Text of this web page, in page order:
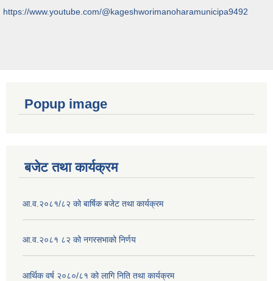
https://www.youtube.com/@kageshworimanoharamunicipa9492
Popup image
बजेट तथा कार्यक्रम
आ.व.२०८१/८२ को बार्षिक बजेट तथा कार्यक्रम
आ.व.२०८१ ८२ को नगरसभाको निर्णय
आर्थिक वर्ष २०८०/८१ को लागि निति तथा कार्यक्रम